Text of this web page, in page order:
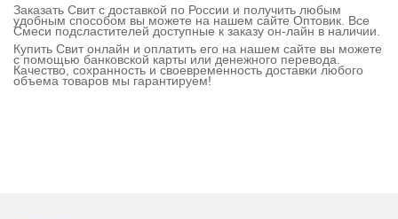
Заказать Свит с доставкой по России и получить любым
удобным способом вы можете на нашем сайте Оптовик. Все
Смеси подсластителей доступные к заказу он-лайн в наличии.
Купить Свит онлайн и оплатить его на нашем сайте вы можете
с помощью банковской карты или денежного перевода.
Качество, сохранность и своевременность доставки любого
объема товаров мы гарантируем!